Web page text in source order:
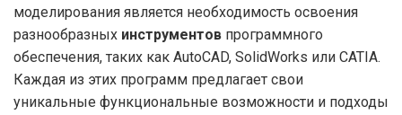
моделирования является необходимость освоения
разнообразных инструментов программного
обеспечения, таких как AutoCAD, SolidWorks или CATIA.
Каждая из этих программ предлагает свои
уникальные функциональные возможности и подходы